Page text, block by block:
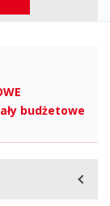
budżetowe